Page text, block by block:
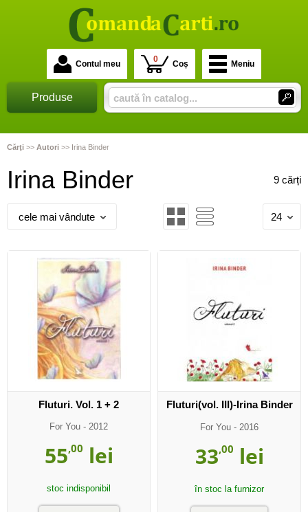
Contul meu 0 Coș Meniu
Produse
Cărţi >> Autori >> Irina Binder
Irina Binder 9 cărți
cele mai vândute 24
Fluturi. Vol. 1 + 2
For You - 2012
55,00 lei
stoc indisponibil
Fluturi(vol. III)-Irina Binder
For You - 2016
33,00 lei
în stoc la furnizor